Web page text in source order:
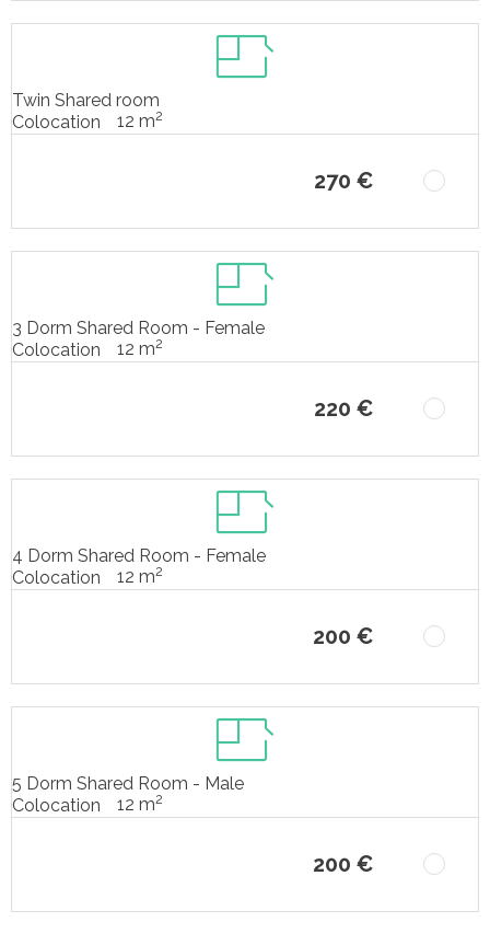
Twin Shared room
Colocation
12 m2
270 €
3 Dorm Shared Room - Female
Colocation
12 m2
220 €
4 Dorm Shared Room - Female
Colocation
12 m2
200 €
5 Dorm Shared Room - Male
Colocation
12 m2
200 €